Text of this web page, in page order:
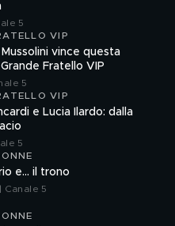
5
VIP
vince questa
Fratello VIP
5
VIP
e Lucia Ilardo: dalla
5
e... il trono
Canale 5